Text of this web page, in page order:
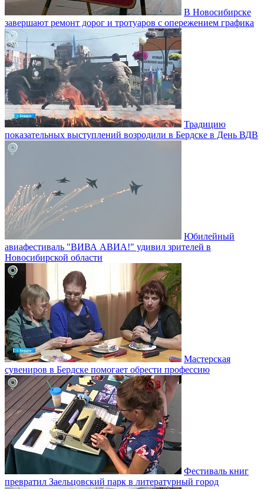
В Новосибирске
завершают ремонт дорог и тротуаров с опережением графика
Традицию
показательных выступлений возродили в Бердске в День ВДВ
Юбилейный
авиафестиваль "ВИВА АВИА!" удивил зрителей в
Новосибирской области
Мастерская
сувениров в Бердске помогает обрести профессию
Фестиваль книг
превратил Заельцовский парк в литературный город